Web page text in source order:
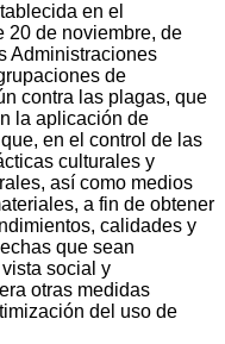
en el
20 de noviembre, de
Administraciones
de
contra las plagas, que
la aplicación de
en el control de las
culturales y
así como medios
a fin de obtener
calidades y
que sean
social y
otras medidas
del uso de